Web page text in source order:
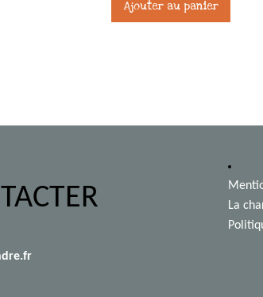
Ajouter au panier
La